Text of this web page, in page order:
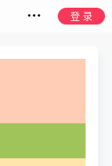
登 录